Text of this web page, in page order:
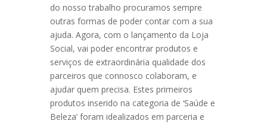
do nosso trabalho procuramos sempre
outras formas de poder contar com a sua
ajuda. Agora, com o lançamento da Loja
Social, vai poder encontrar produtos e
serviços de extraordinária qualidade dos
parceiros que connosco colaboram, e
ajudar quem precisa. Estes primeiros
produtos inserido na categoria de ‘Saúde e
Beleza’ foram idealizados em parceria e